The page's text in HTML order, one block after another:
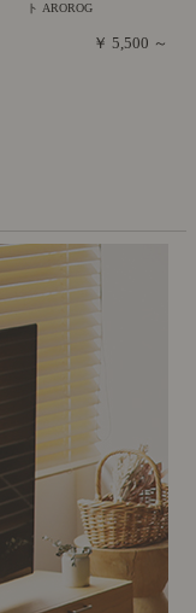
ト AROROG
￥ 5,500 ～